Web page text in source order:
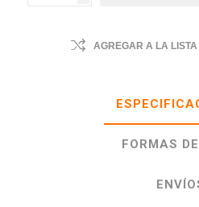
AGREGAR A LA
FORMAS